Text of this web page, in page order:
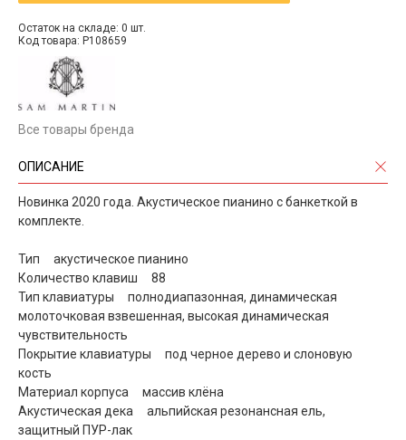
Остаток на складе: 0 шт.
Код товара: P108659
Все товары бренда
ОПИСАНИЕ
Новинка 2020 года. Акустическое пианино с банкеткой в
комплекте.
Тип акустическое пианино
Количество клавиш 88
Тип клавиатуры полнодиапазонная, динамическая
молоточковая взвешенная, высокая динамическая
чувствительность
Покрытие клавиатуры под черное дерево и слоновую
кость
Материал корпуса массив клёна
Акустическая дека альпийская резонансная ель,
защитный ПУР-лак